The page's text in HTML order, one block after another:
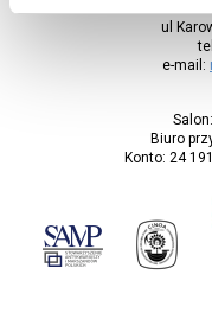
ul
e-mail:
Biuro
Konto: 24